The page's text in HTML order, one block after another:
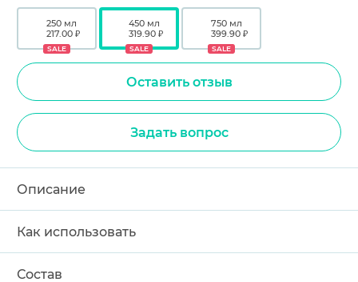
250 мл
217.00 ₽
SALE
450 мл
319.90 ₽
SALE
750 мл
399.90 ₽
SALE
Оставить отзыв
Задать вопрос
Описание
Как использовать
Состав